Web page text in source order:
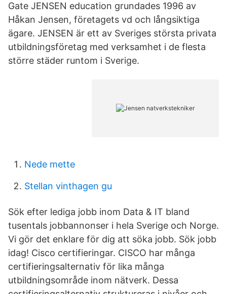
Gate JENSEN education grundades 1996 av
Håkan Jensen, företagets vd och långsiktiga
ägare. JENSEN är ett av Sveriges största privata
utbildningsföretag med verksamhet i de flesta
större städer runtom i Sverige.
Nede mette
Stellan vinthagen gu
Sök efter lediga jobb inom Data & IT bland
tusentals jobbannonser i hela Sverige och Norge.
Vi gör det enklare för dig att söka jobb. Sök jobb
idag! Cisco certifieringar. CISCO har många
certifieringsalternativ för lika många
utbildningsområde inom nätverk. Dessa